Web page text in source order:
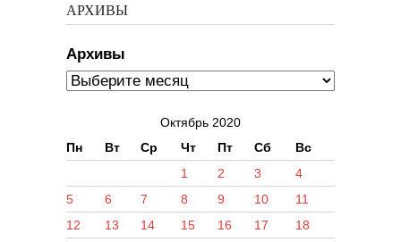
АРХИВЫ
Архивы
Октябрь 2020
Пн
Вт Ср Чт Пт Сб Вс
1 2 3
4
5
6 7 8 9 10
11
12
13 14 15 16 17
18